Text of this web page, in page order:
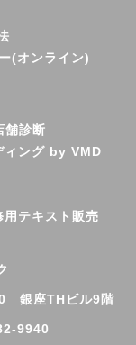
(オンライン)
舗診断
ィング by VMD
用テキスト販売
銀座THビル9階
9940